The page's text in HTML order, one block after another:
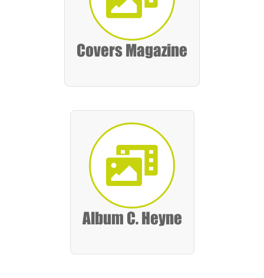
Covers Magazine
Album C. Heyne